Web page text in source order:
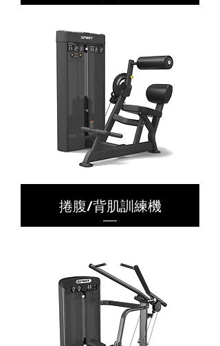
捲腹/背肌訓練機